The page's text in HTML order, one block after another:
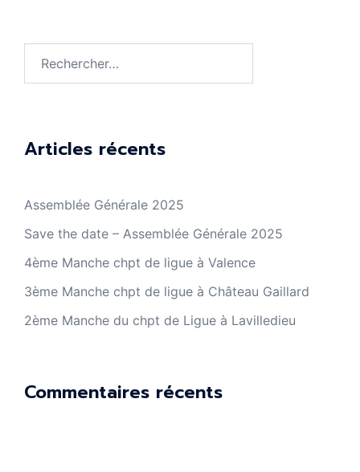
Articles récents
Assemblée Générale 2025
Save the date – Assemblée Générale 2025
4ème Manche chpt de ligue à Valence
3ème Manche chpt de ligue à Château Gaillard
2ème Manche du chpt de Ligue à Lavilledieu
Commentaires récents